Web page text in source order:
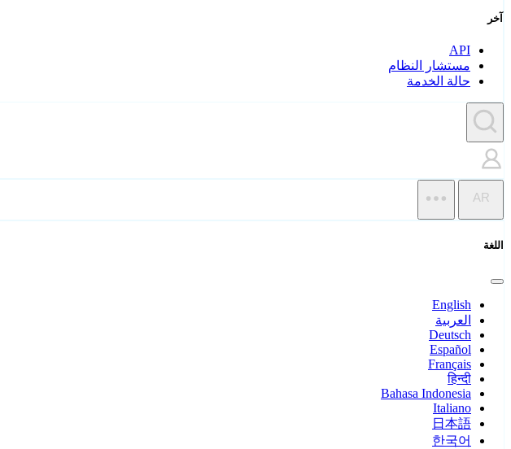
آخر
API
مستشار النظام
حالة الخدمة
AR
اللغة
English
العربية
Deutsch
Español
Français
हिन्दी
Bahasa Indonesia
Italiano
日本語
한국어